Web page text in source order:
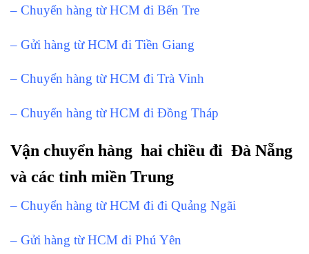
– Chuyển hàng từ HCM đi Bến Tre
– Gửi hàng từ HCM đi Tiền Giang
– Chuyển hàng từ HCM đi Trà Vinh
– Chuyển hàng từ HCM đi Đồng Tháp
Vận chuyển hàng hai chiều đi Đà Nẵng
và các tỉnh miền Trung
– Chuyển hàng từ HCM đi đi Quảng Ngãi
– Gửi hàng từ HCM đi Phú Yên